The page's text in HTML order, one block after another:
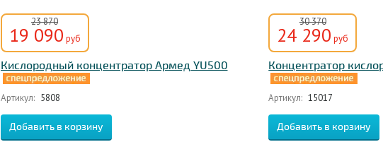
23 870
19 090 руб
Кислородный концентратор Армед YU500
Артикул: 5808
30 370
24 290 руб
Концентратор
Артикул: 15017